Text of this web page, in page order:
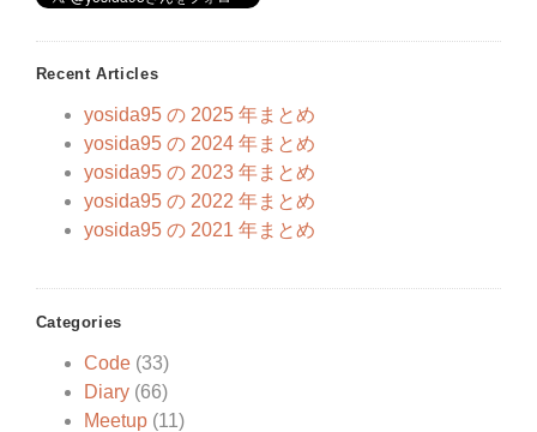
Recent Articles
yosida95 の 2025 年まとめ
yosida95 の 2024 年まとめ
yosida95 の 2023 年まとめ
yosida95 の 2022 年まとめ
yosida95 の 2021 年まとめ
Categories
Code(33)
Diary(66)
Meetup(11)